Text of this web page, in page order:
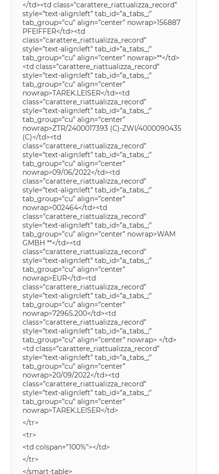
</td><td class=”carattere_riattualizza_record”
style=”text-align:left” tab_id=”a_tabs_;”
tab_group=”cu” align=”center” nowrap>156887
PFEIFFER</td><td
class=”carattere_riattualizza_record”
style=”text-align:left” tab_id=”a_tabs_;”
tab_group=”cu” align=”center” nowrap>**</td>
<td class=”carattere_riattualizza_record”
style=”text-align:left” tab_id=”a_tabs_;”
tab_group=”cu” align=”center”
nowrap>TAREK.LEISER</td><td
class=”carattere_riattualizza_record”
style=”text-align:left” tab_id=”a_tabs_;”
tab_group=”cu” align=”center”
nowrap>ZTR/2400017393 (C)-ZWI/4000090435
(C)</td><td
class=”carattere_riattualizza_record”
style=”text-align:left” tab_id=”a_tabs_;”
tab_group=”cu” align=”center”
nowrap>09/06/2022</td><td
class=”carattere_riattualizza_record”
style=”text-align:left” tab_id=”a_tabs_;”
tab_group=”cu” align=”center”
nowrap>002464</td><td
class=”carattere_riattualizza_record”
style=”text-align:left” tab_id=”a_tabs_;”
tab_group=”cu” align=”center” nowrap>WAM
GMBH **</td><td
class=”carattere_riattualizza_record”
style=”text-align:left” tab_id=”a_tabs_;”
tab_group=”cu” align=”center”
nowrap>EUR</td><td
class=”carattere_riattualizza_record”
style=”text-align:left” tab_id=”a_tabs_;”
tab_group=”cu” align=”center”
nowrap>72965.200</td><td
class=”carattere_riattualizza_record”
style=”text-align:left” tab_id=”a_tabs_;”
tab_group=”cu” align=”center” nowrap> </td>
<td class=”carattere_riattualizza_record”
style=”text-align:left” tab_id=”a_tabs_;”
tab_group=”cu” align=”center”
nowrap>20/09/2022</td><td
class=”carattere_riattualizza_record”
style=”text-align:left” tab_id=”a_tabs_;”
tab_group=”cu” align=”center”
nowrap>TAREK.LEISER</td>
</tr>
<tr>
<td colspan=”100%”></td>
</tr>
</smart-table>